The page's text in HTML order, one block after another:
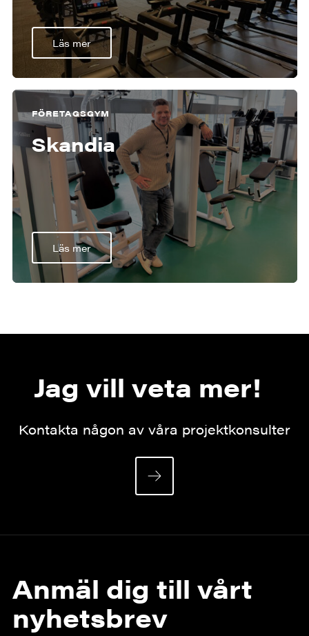
Läs mer
FÖRETAGSGYM
Skandia
Läs mer
Jag vill veta mer!
Kontakta någon av våra projektkonsulter
Anmäl dig till vårt
nyhetsbrev